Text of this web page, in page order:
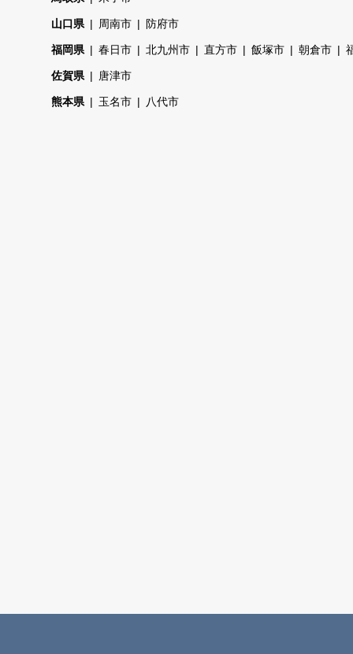
山口県 周南市 防府市
福岡県 春日市 北九州市 直方市 飯塚市 朝倉市
佐賀県 唐津市
熊本県 玉名市 八代市